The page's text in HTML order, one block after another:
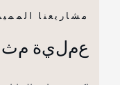
مشاريعنا المميزة
لي ة مثب